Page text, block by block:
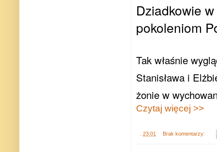
Dziadkowie
pokoleniom
Tak właśnie
Stanisława i
żonie w
Czytaj więcej >>
23:01 Brak komentarzy: